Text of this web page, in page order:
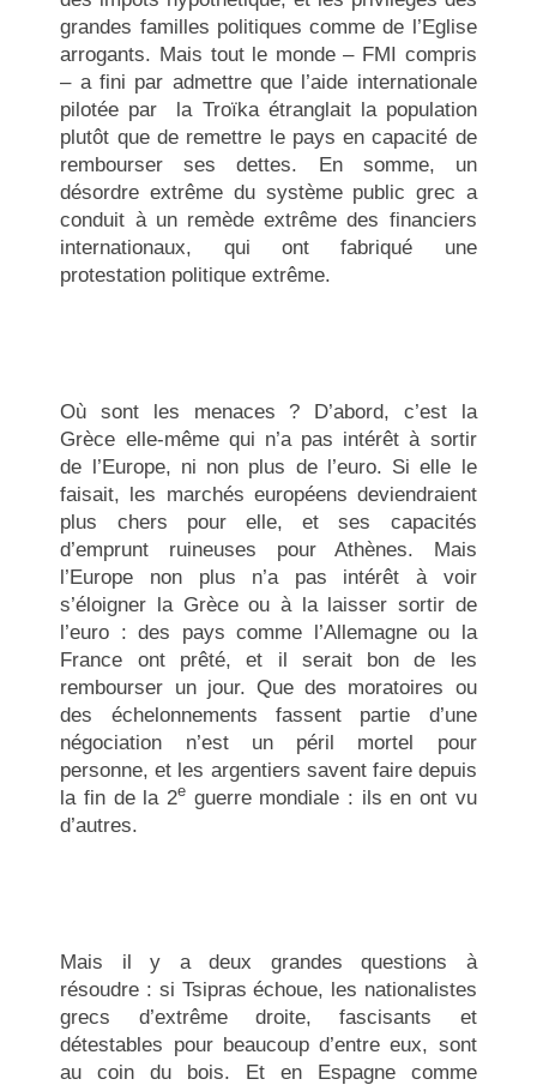
grandes familles politiques comme de l’Eglise
arrogants. Mais tout le monde – FMI compris
– a fini par admettre que l’aide internationale
pilotée par la Troïka étranglait la population
plutôt que de remettre le pays en capacité de
rembourser ses dettes. En somme, un
désordre extrême du système public grec a
conduit à un remède extrême des financiers
internationaux, qui ont fabriqué une
protestation politique extrême.
Où sont les menaces ? D’abord, c’est la
Grèce elle-même qui n’a pas intérêt à sortir
de l’Europe, ni non plus de l’euro. Si elle le
faisait, les marchés européens deviendraient
plus chers pour elle, et ses capacités
d’emprunt ruineuses pour Athènes. Mais
l’Europe non plus n’a pas intérêt à voir
s’éloigner la Grèce ou à la laisser sortir de
l’euro : des pays comme l’Allemagne ou la
France ont prêté, et il serait bon de les
rembourser un jour. Que des moratoires ou
des échelonnements fassent partie d’une
négociation n’est un péril mortel pour
personne, et les argentiers savent faire depuis
la fin de la 2e guerre mondiale : ils en ont vu
d’autres.
Mais il y a deux grandes questions à
résoudre : si Tsipras échoue, les nationalistes
grecs d’extrême droite, fascisants et
détestables pour beaucoup d’entre eux, sont
au coin du bois. Et en Espagne comme